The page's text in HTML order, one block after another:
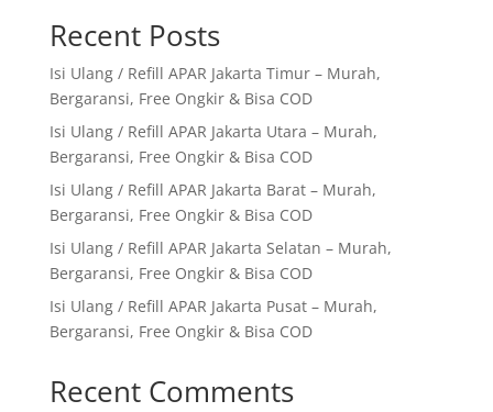
Recent Posts
Isi Ulang / Refill APAR Jakarta Timur – Murah,
Bergaransi, Free Ongkir & Bisa COD
Isi Ulang / Refill APAR Jakarta Utara – Murah,
Bergaransi, Free Ongkir & Bisa COD
Isi Ulang / Refill APAR Jakarta Barat – Murah,
Bergaransi, Free Ongkir & Bisa COD
Isi Ulang / Refill APAR Jakarta Selatan – Murah,
Bergaransi, Free Ongkir & Bisa COD
Isi Ulang / Refill APAR Jakarta Pusat – Murah,
Bergaransi, Free Ongkir & Bisa COD
Recent Comments